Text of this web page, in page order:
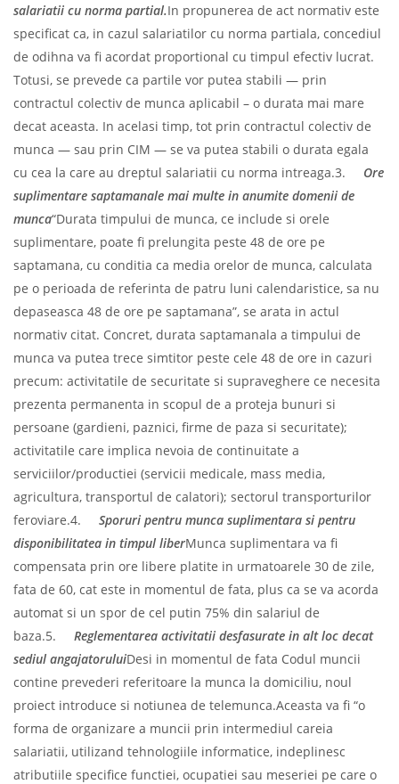
salariatii cu norma partial.In propunerea de act normativ este
specificat ca, in cazul salariatilor cu norma partiala, concediul
de odihna va fi acordat proportional cu timpul efectiv lucrat.
Totusi, se prevede ca partile vor putea stabili — prin
contractul colectiv de munca aplicabil – o durata mai mare
decat aceasta. In acelasi timp, tot prin contractul colectiv de
munca — sau prin CIM — se va putea stabili o durata egala
cu cea la care au dreptul salariatii cu norma intreaga.3. Ore
suplimentare saptamanale mai multe in anumite domenii de
munca“Durata timpului de munca, ce include si orele
suplimentare, poate fi prelungita peste 48 de ore pe
saptamana, cu conditia ca media orelor de munca, calculata
pe o perioada de referinta de patru luni calendaristice, sa nu
depaseasca 48 de ore pe saptamana”, se arata in actul
normativ citat. Concret, durata saptamanala a timpului de
munca va putea trece simtitor peste cele 48 de ore in cazuri
precum: activitatile de securitate si supraveghere ce necesita
prezenta permanenta in scopul de a proteja bunuri si
persoane (gardieni, paznici, firme de paza si securitate);
activitatile care implica nevoia de continuitate a
serviciilor/productiei (servicii medicale, mass media,
agricultura, transportul de calatori); sectorul transporturilor
feroviare.4. Sporuri pentru munca suplimentara si pentru
disponibilitatea in timpul liberMunca suplimentara va fi
compensata prin ore libere platite in urmatoarele 30 de zile,
fata de 60, cat este in momentul de fata, plus ca se va acorda
automat si un spor de cel putin 75% din salariul de
baza.5. Reglementarea activitatii desfasurate in alt loc decat
sediul angajatoruluiDesi in momentul de fata Codul muncii
contine prevederi referitoare la munca la domiciliu, noul
proiect introduce si notiunea de telemunca.Aceasta va fi “o
forma de organizare a muncii prin intermediul careia
salariatii, utilizand tehnologiile informatice, indeplinesc
atributiile specifice functiei, ocupatiei sau meseriei pe care o